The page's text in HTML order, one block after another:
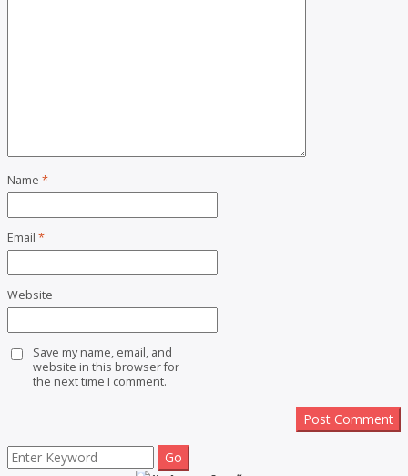
Name *
Email *
Website
Save my name, email, and
website in this browser for
the next time I comment.
Search